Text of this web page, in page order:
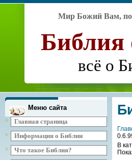
Мир Божий Вам,
Библия
всё о
Меню сайта
Главная страница
Информация о Библии
Что такое Библия?
В